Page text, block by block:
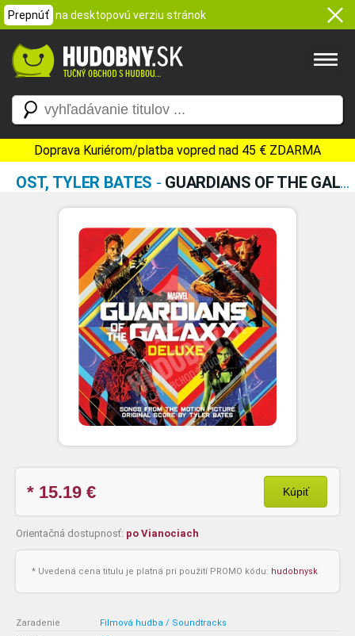
Prepnúť na desktopovú verziu stránok
Doprava Kuriérom/platba vopred nad 45 € ZDARMA
OST, TYLER BATES - GUARDIANS OF THE GALAXY - DELUXE (SONGS FROM THE MOTION PICTURE ORIGINAL SCORE)
* 15.19 € Kúpiť
Orientačná dostupnosť: po Vianociach
* Uvedená cena titulu je platná pri použití PROMO kódu: hudobnysk
Zaradenie : Filmová hudba / Soundtracks